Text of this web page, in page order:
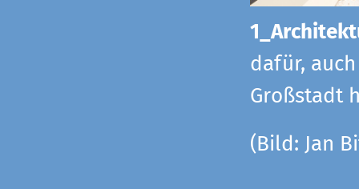
dafür,
Großstadt
(Bild: Jan